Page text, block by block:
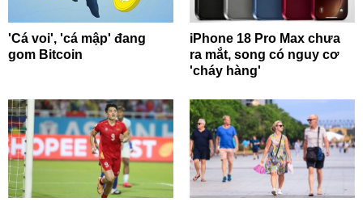
'Cá voi', 'cá mập' đang
gom Bitcoin
iPhone 18 Pro Max chưa
ra mắt, song có nguy cơ
'cháy hàng'